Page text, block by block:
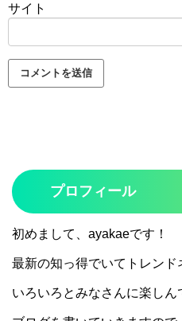
サイト
プロフィール
初めまして、ayakaeです！
最新の知っ得でいてトレンド
いろいろとみなさんに楽しん